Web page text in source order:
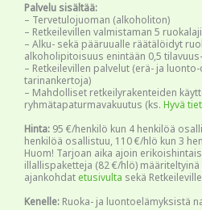
Palvelu sisältää:
– Tervetulojuoman (alkoholiton)
– Retkeilevillen valmistaman 5
– Alku- sekä pääruualle räätälöidyt
alkoholipitoisuus enintään 0,5
– Retkeilevillen palvelut (erä- ja
tarinankertoja)
– Mahdolliset retkeilyrakenteiden
ryhmätapaturmavakuutus (ks. Hyvä
Hinta: 95 €/henkilö kun 4 henkilöä
henkilöä osallistuu, 110 €/hlö kun 3
Huom! Tarjoan aika ajoin
illallispaketteja (82 €/hlö)
ajankohdat etusivulta sekä
Kenelle: Ruoka- ja luontoelämyksistä